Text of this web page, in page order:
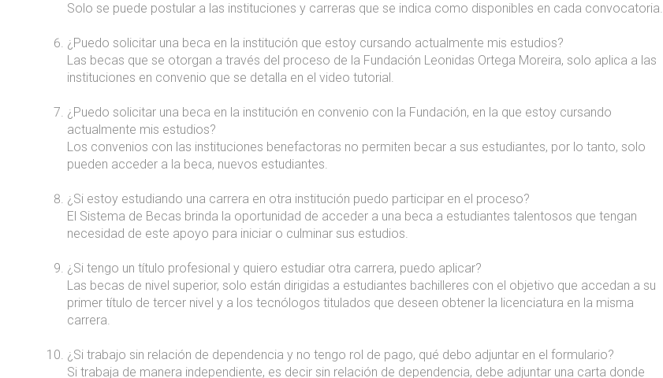
Solo se puede postular a las instituciones y carreras que se indica como disponibles en cada convocatoria.
¿Puedo solicitar una beca en la institución que estoy cursando actualmente mis estudios?
Las becas que se otorgan a través del proceso de la Fundación Leonidas Ortega Moreira, solo aplica a las
instituciones en convenio que se detalla en el video tutorial.
¿Puedo solicitar una beca en la institución en convenio con la Fundación, en la que estoy cursando
actualmente mis estudios?
Los convenios con las instituciones benefactoras no permiten becar a sus estudiantes, por lo tanto, solo
pueden acceder a la beca, nuevos estudiantes.
¿Si estoy estudiando una carrera en otra institución puedo participar en el proceso?
El Sistema de Becas brinda la oportunidad de acceder a una beca a estudiantes talentosos que tengan
necesidad de este apoyo para iniciar o culminar sus estudios.
¿Si tengo un título profesional y quiero estudiar otra carrera, puedo aplicar?
Las becas de nivel superior, solo están dirigidas a estudiantes bachilleres con el objetivo que accedan a su
primer título de tercer nivel y a los tecnólogos titulados que deseen obtener la licenciatura en la misma
carrera.
¿Si trabajo sin relación de dependencia y no tengo rol de pago, qué debo adjuntar en el formulario?
Si trabaja de manera independiente, es decir sin relación de dependencia, debe adjuntar una carta donde